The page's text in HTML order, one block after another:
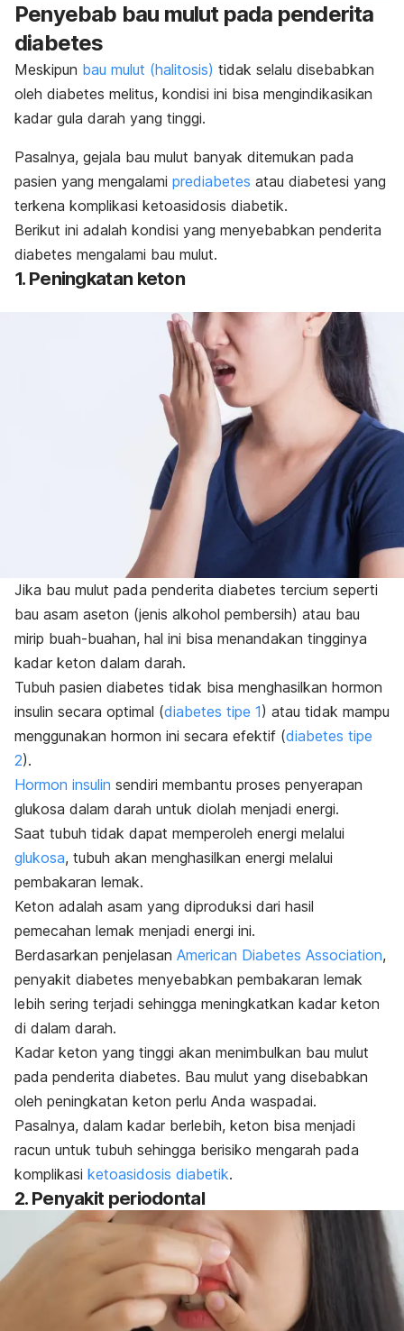
Penyebab bau mulut pada penderita
diabetes
Meskipun bau mulut (halitosis) tidak selalu disebabkan
oleh diabetes melitus, kondisi ini bisa mengindikasikan
kadar gula darah yang tinggi.
Pasalnya, gejala bau mulut banyak ditemukan pada
pasien yang mengalami prediabetes atau diabetesi yang
terkena komplikasi ketoasidosis diabetik.
Berikut ini adalah kondisi yang menyebabkan penderita
diabetes mengalami bau mulut.
1. Peningkatan keton
Jika bau mulut pada penderita diabetes tercium seperti
bau asam aseton (jenis alkohol pembersih) atau bau
mirip buah-buahan, hal ini bisa menandakan tingginya
kadar keton dalam darah.
Tubuh pasien diabetes tidak bisa menghasilkan hormon
insulin secara optimal (diabetes tipe 1) atau tidak mampu
menggunakan hormon ini secara efektif (diabetes tipe
2).
Hormon insulin sendiri membantu proses penyerapan
glukosa dalam darah untuk diolah menjadi energi.
Saat tubuh tidak dapat memperoleh energi melalui
glukosa, tubuh akan menghasilkan energi melalui
pembakaran lemak.
Keton adalah asam yang diproduksi dari hasil
pemecahan lemak menjadi energi ini.
Berdasarkan penjelasan American Diabetes Association,
penyakit diabetes menyebabkan pembakaran lemak
lebih sering terjadi sehingga meningkatkan kadar keton
di dalam darah.
Kadar keton yang tinggi akan menimbulkan bau mulut
pada penderita diabetes. Bau mulut yang disebabkan
oleh peningkatan keton perlu Anda waspadai.
Pasalnya, dalam kadar berlebih, keton bisa menjadi
racun untuk tubuh sehingga berisiko mengarah pada
komplikasi ketoasidosis diabetik.
2. Penyakit periodontal